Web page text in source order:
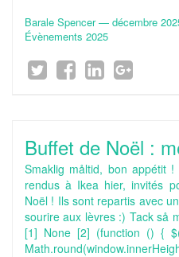
Barale Spencer— décembre
Évènements 2025
Buffet de Noël :
Smaklig måltid, bon appétit
rendus à Ikea hier, invités
Noël ! Ils sont repartis avec
sourire aux lèvres :) Tack så
[1] None [2] (function () {